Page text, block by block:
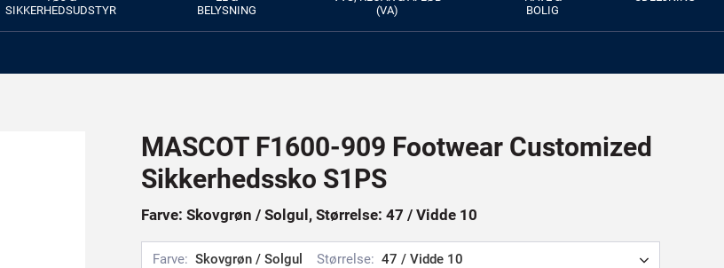
SIKKERHEDSUDSTYR
BELYSNING
(VA)
BOLIG
MASCOT F1600-909 Footwear Customized
Sikkerhedssko S1PS
Farve: Skovgrøn / Solgul, Størrelse: 47 / Vidde 10
Farve: Skovgrøn / Solgul Størrelse: 47 / Vidde 10